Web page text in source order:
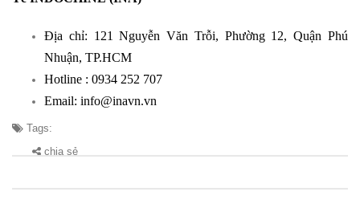
Địa chỉ: 121 Nguyễn Văn Trỗi, Phường 12, Quận Phú
Nhuận, TP.HCM
Hotline : 0934 252 707
Email: info@inavn.vn
Tags:
chia sẻ